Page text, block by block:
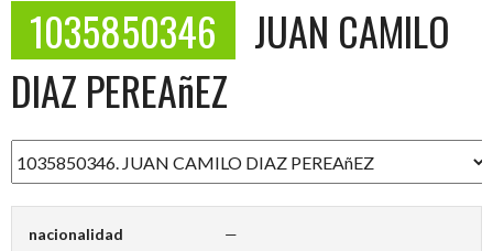
1035850346
JUAN CAMILO
DIAZ PEREAñEZ
nacionalidad —